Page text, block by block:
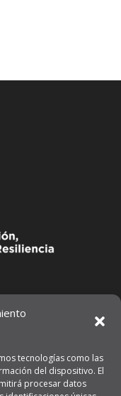
tecnologías como las
del dispositivo. El
procesar datos